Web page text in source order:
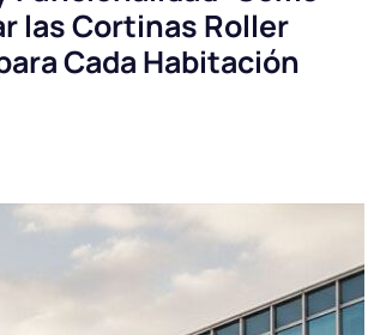
las Cortinas Roller
Cada Habitación